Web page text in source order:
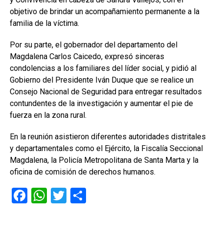
objetivo de brindar un acompañamiento permanente a la
familia de la víctima.
Por su parte, el gobernador del departamento del
Magdalena Carlos Caicedo, expresó sinceras
condolencias a los familiares del líder social, y pidió al
Gobierno del Presidente Iván Duque que se realice un
Consejo Nacional de Seguridad para entregar resultados
contundentes de la investigación y aumentar el pie de
fuerza en la zona rural.
En la reunión asistieron diferentes autoridades distritales
y departamentales como el Ejército, la Fiscalía Seccional
Magdalena, la Policía Metropolitana de Santa Marta y la
oficina de comisión de derechos humanos.
F
W
T